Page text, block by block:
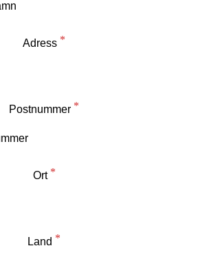
Adress
Postnummer
Ort
Land